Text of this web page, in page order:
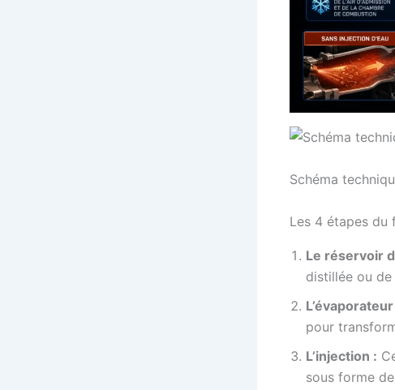
Schéma
Les 4 étapes du
Le réservoir
distillée ou de
pour
L’injection :
sous forme